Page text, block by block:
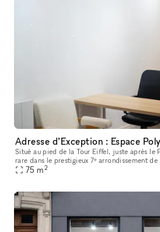
Situé au pied de la Tour Eiffel, juste après le
rare dans le prestigieux 7ᵉ arrondissement
exceptionnelle pour accueillir vos projets
75 m2